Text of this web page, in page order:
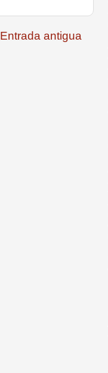
Entrada antigua